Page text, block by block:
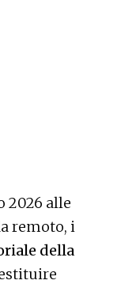
2026 alle
remoto, i
della